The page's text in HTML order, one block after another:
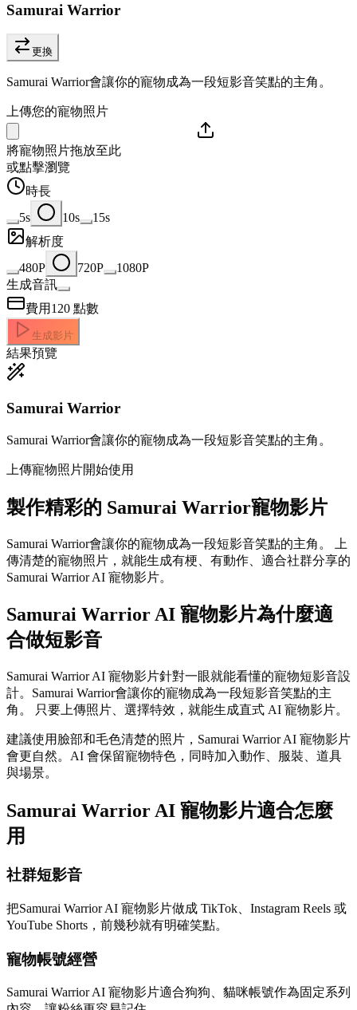
Samurai Warrior
更換
Samurai Warrior會讓你的寵物成為一段短影音笑點的主角。
上傳您的寵物照片
將寵物照片拖放至此
或點擊瀏覽
時長
5s
10s
15s
解析度
480P
720P
1080P
生成音訊
費用 120 點數
生成影片
結果預覽
Samurai Warrior
Samurai Warrior會讓你的寵物成為一段短影音笑點的主角。
上傳寵物照片開始使用
製作精彩的 Samurai Warrior寵物影片
Samurai Warrior會讓你的寵物成為一段短影音笑點的主角。 上
傳清楚的寵物照片，就能生成有梗、有動作、適合社群分享的
Samurai Warrior AI 寵物影片。
Samurai Warrior AI 寵物影片為什麼適
合做短影音
Samurai Warrior AI 寵物影片針對一眼就能看懂的寵物短影音設
計。Samurai Warrior會讓你的寵物成為一段短影音笑點的主
角。 只要上傳照片、選擇特效，就能生成直式 AI 寵物影片。
建議使用臉部和毛色清楚的照片，Samurai Warrior AI 寵物影片
會更自然。AI 會保留寵物特色，同時加入動作、服裝、道具
與場景。
Samurai Warrior AI 寵物影片適合怎麼
用
社群短影音
把Samurai Warrior AI 寵物影片做成 TikTok、Instagram Reels 或
YouTube Shorts，前幾秒就有明確笑點。
寵物帳號經營
Samurai Warrior AI 寵物影片適合狗狗、貓咪帳號作為固定系列